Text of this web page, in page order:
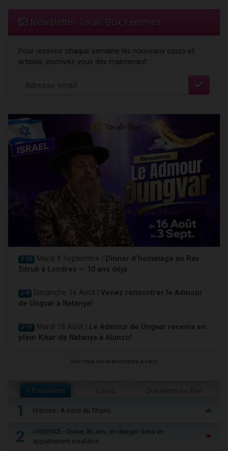
Newsletter Torah-Box Femmes
Pour recevoir chaque semaine les nouveaux cours et
articles, inscrivez-vous dès maintenant :
J-32 Mardi 8 Septembre |
Dinner d'hommage au Rav
Sitruk à Londres — 10 ans déjà
J-9 Dimanche 16 Août | Venez rencontrer le Admour
de Ungvar à Natanya!
J-11 Mardi 18 Août |
Le Admour de Ungvar recevra en
plein Kikar de Natanya à Alonzo!
Voir tous les événements à venir
+ Populaires
1 Histoire - À bord du Titanic
2
URGENCE - Diane, 80 ans, en danger dans un
appartement insalubre